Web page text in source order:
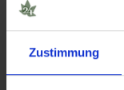
Zustimmung
Blütezeit